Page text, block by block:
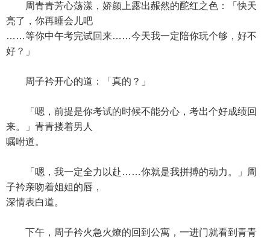
周青青芳心荡漾，娇颜上露出赧然的酡红之色：「快天
亮了，你再睡会儿吧
……等你中午考完试回来……今天我一定陪你玩个够，好不
好？」
周子衿开心的道：「真的？」
「嗯，前提是你考试的时候不能分心，考出个好成绩回
来。」青青搂着男人
嘱咐道。
「嗯，我一定全力以赴……你就是我拼搏的动力。」周
子衿亲吻着姐姐的唇，
深情表白道。
下午，周子衿火急火燎的回到公寓，一进门就看到青青